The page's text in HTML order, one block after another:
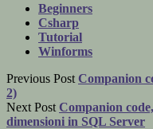
Beginners
Csharp
Tutorial
Winforms
Previous Post Companion
2)
Next Post Companion
dimensioni in SQL Server